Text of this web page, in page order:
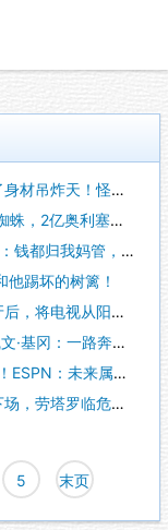
怪不得对抗上不吃亏
利塞，2.5亿亚马尔
，但并不是为了防对象
他踢坏的树篱！
从阳台上扔了下去
，刚落地就收到噩耗
来属于亚马尔！！！
临危受命力挽狂澜
5 末页